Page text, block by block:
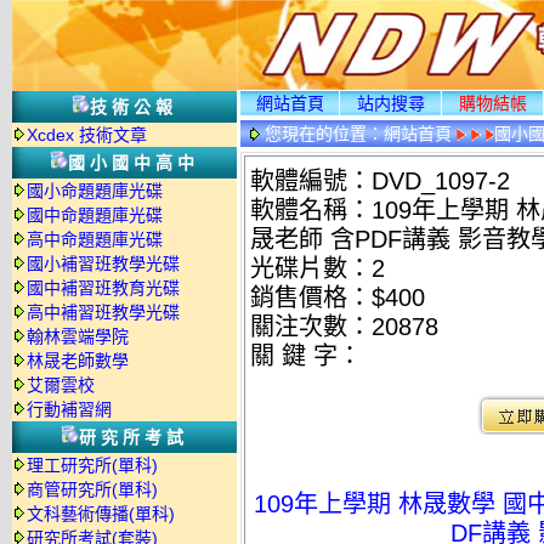
技術公報
Xcdex 技術文章
國小國中高中
國小命題題庫光碟
國中命題題庫光碟
高中命題題庫光碟
國小補習班教學光碟
國中補習班教育光碟
高中補習班教學光碟
翰林雲端學院
林晟老師數學
艾爾雲校
行動補習網
研究所考試
理工研究所(單科)
商管研究所(單科)
文科藝術傳播(單科)
研究所考試(套裝)
網站首頁 站内搜尋
購物結帳
您現在的位置：網站首頁
國小
情
軟體編號：DVD_1097-2
軟體名稱：109年上學期
晟老師 含PDF講義 影音教
光碟片數：2
銷售價格：$400
關注次數： 20878
關 鍵 字：
109年上學期 林晟數學 國
DF講義